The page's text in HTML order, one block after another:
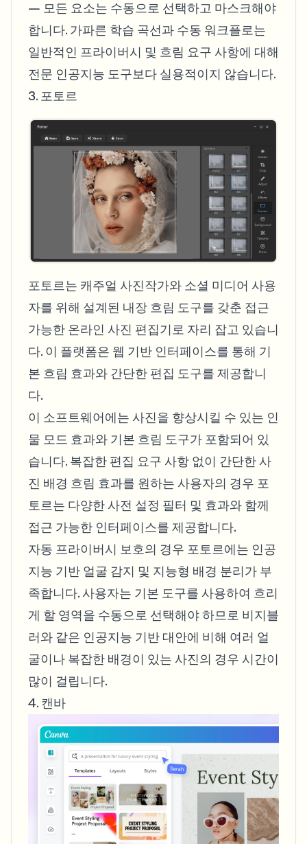
— 모든 요소는 수동으로 선택하고 마스크해야
합니다. 가파른 학습 곡선과 수동 워크플로는
일반적인 프라이버시 및 흐림 요구 사항에 대해
전문 인공지능 도구보다 실용적이지 않습니다.
3. 포토르
포토르는 캐주얼 사진작가와 소셜 미디어 사용
자를 위해 설계된 내장 흐림 도구를 갖춘 접근
가능한 온라인 사진 편집기로 자리 잡고 있습니
다. 이 플랫폼은 웹 기반 인터페이스를 통해 기
본 흐림 효과와 간단한 편집 도구를 제공합니
다.
이 소프트웨어에는 사진을 향상시킬 수 있는 인
물 모드 효과와 기본 흐림 도구가 포함되어 있
습니다. 복잡한 편집 요구 사항 없이 간단한 사
진 배경 흐림 효과를 원하는 사용자의 경우 포
토르는 다양한 사전 설정 필터 및 효과와 함께
접근 가능한 인터페이스를 제공합니다.
자동 프라이버시 보호의 경우 포토르에는 인공
지능 기반 얼굴 감지 및 지능형 배경 분리가 부
족합니다. 사용자는 기본 도구를 사용하여 흐리
게 할 영역을 수동으로 선택해야 하므로 비지블
러와 같은 인공지능 기반 대안에 비해 여러 얼
굴이나 복잡한 배경이 있는 사진의 경우 시간이
많이 걸립니다.
4. 캔바